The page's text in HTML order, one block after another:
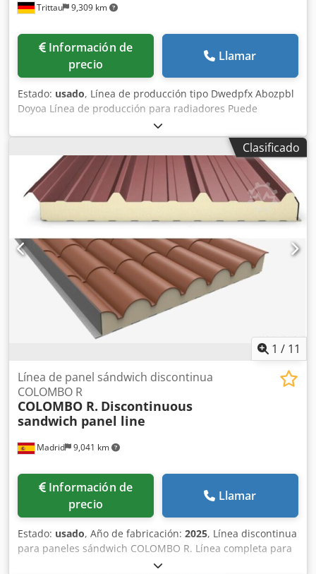
Trittau 9,309 km
Información de
precio
Llamar
Estado: usado, Línea de producción tipo Dwedpfx Abozpbl
Doyoa Línea de producción para radiadores Puede
encontrar más información en el documento PDF adjunto.
Los accesorios, las herramientas y los dispositivos de
sujeción que se muestran en las imágenes solo están
incluidos en el alcance del suministro si esto se indica en
la información adicional. Nos reservamos el derecho a
realizar modificaciones y correcciones en los datos y
especificaciones técnicas, así como el derecho a realizar
ventas intermedias.
Clasificado
1 / 11
Madrid 9,041 km
Línea de panel sándwich discontinua
COLOMBO R
COLOMBO R. Discontinuous
sandwich panel line
Información de
precio
Llamar
Estado: usado, Año de fabricación: 2025, Línea discontinua
para paneles sándwich COLOMBO R. Línea completa para
la fabricación de paneles sándwich de poliuretano (PUR)